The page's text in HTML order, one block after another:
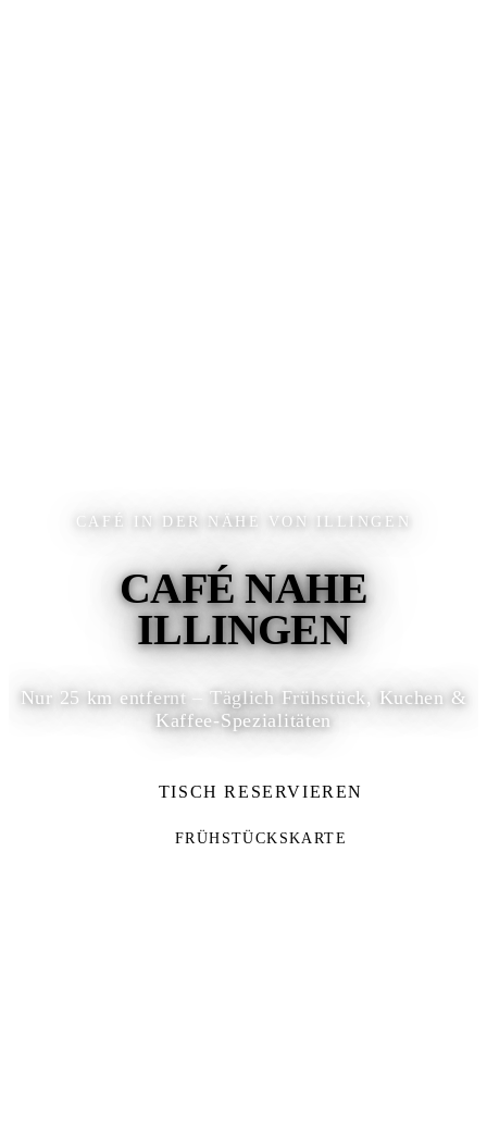
CAFÉ IN DER NÄHE VON ILLINGEN
CAFÉ NAHE
ILLINGEN
Nur 25 km entfernt – Täglich Frühstück, Kuchen &
Kaffee-Spezialitäten
TISCH RESERVIEREN
FRÜHSTÜCKSKARTE